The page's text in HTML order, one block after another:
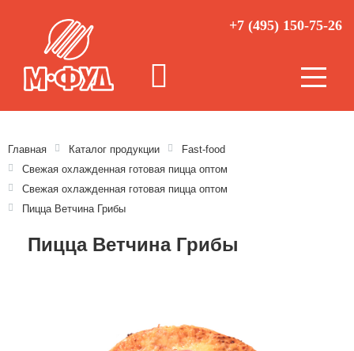
+7 (495) 150-75-26
Главная Каталог продукции
Fast-food
Свежая охлажденная готовая пицца оптом
Свежая охлажденная готовая пицца оптом
Пицца Ветчина Грибы
Пицца Ветчина Грибы